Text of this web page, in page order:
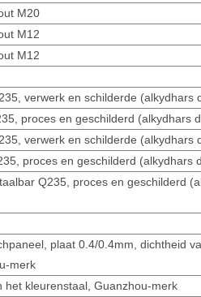
M20
M12
M12
verwerk en schilderde (alkydhars
proces en geschilderd (alkydhars
verwerk en schilderde (alkydhars
proces en geschilderd (alkydhars
Q235, proces en geschilderd
plaat 0.4/0.4mm, dichtheid
merk
het kleurenstaal, Guanzhou-merk